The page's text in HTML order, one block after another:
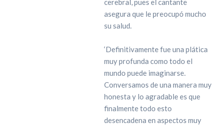
asegura que le preocupó mucho
su salud.
‘Definitivamente fue una plática
muy profunda como todo el
mundo puede imaginarse.
Conversamos de una manera muy
honesta y lo agradable es que
finalmente todo esto
desencadena en aspectos muy